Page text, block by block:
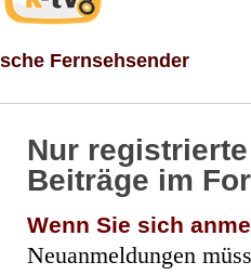
Fernsehsender
Nur
Beiträge im
Wenn Sie sich
Neuanmeldungen